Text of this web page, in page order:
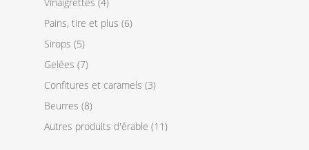
Vinaigrettes (4)
Pains, tire et plus (6)
Sirops (5)
Gelées (7)
Confitures et caramels (3)
Beurres (8)
Autres produits d'érable (11)